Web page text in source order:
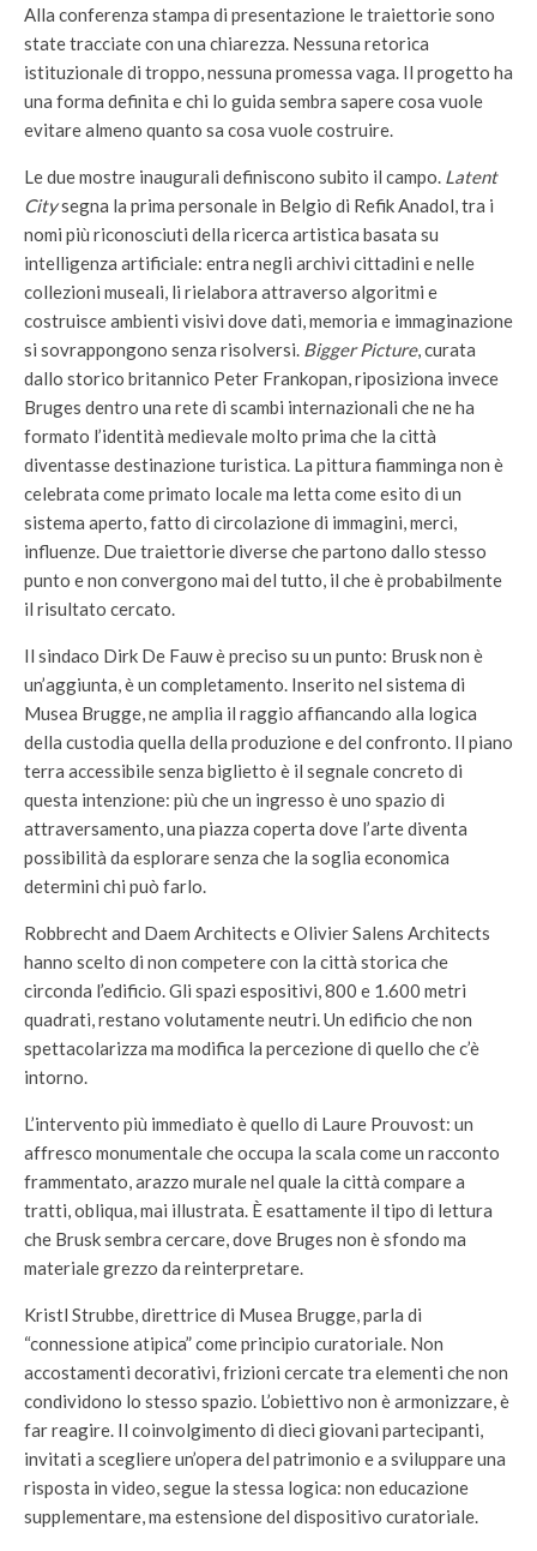
Alla conferenza stampa di presentazione le traiettorie sono
state tracciate con una chiarezza. Nessuna retorica
istituzionale di troppo, nessuna promessa vaga. Il progetto ha
una forma definita e chi lo guida sembra sapere cosa vuole
evitare almeno quanto sa cosa vuole costruire.
Le due mostre inaugurali definiscono subito il campo. Latent
Citysegna la prima personale in Belgio di Refik Anadol, tra i
nomi più riconosciuti della ricerca artistica basata su
intelligenza artificiale: entra negli archivi cittadini e nelle
collezioni museali, li rielabora attraverso algoritmi e
costruisce ambienti visivi dove dati, memoria e immaginazione
si sovrappongono senza risolversi. Bigger Picture, curata
dallo storico britannico Peter Frankopan, riposiziona invece
Bruges dentro una rete di scambi internazionali che ne ha
formato l’identità medievale molto prima che la città
diventasse destinazione turistica. La pittura fiamminga non è
celebrata come primato locale ma letta come esito di un
sistema aperto, fatto di circolazione di immagini, merci,
influenze. Due traiettorie diverse che partono dallo stesso
punto e non convergono mai del tutto, il che è probabilmente
il risultato cercato.
Il sindaco Dirk De Fauw è preciso su un punto: Brusk non è
un’aggiunta, è un completamento. Inserito nel sistema di
Musea Brugge, ne amplia il raggio affiancando alla logica
della custodia quella della produzione e del confronto. Il piano
terra accessibile senza biglietto è il segnale concreto di
questa intenzione: più che un ingresso è uno spazio di
attraversamento, una piazza coperta dove l’arte diventa
possibilità da esplorare senza che la soglia economica
determini chi può farlo.
Robbrecht and Daem Architects e Olivier Salens Architects
hanno scelto di non competere con la città storica che
circonda l’edificio. Gli spazi espositivi, 800 e 1.600 metri
quadrati, restano volutamente neutri. Un edificio che non
spettacolarizza ma modifica la percezione di quello che c’è
intorno.
L’intervento più immediato è quello di Laure Prouvost: un
affresco monumentale che occupa la scala come un racconto
frammentato, arazzo murale nel quale la città compare a
tratti, obliqua, mai illustrata. È esattamente il tipo di lettura
che Brusk sembra cercare, dove Bruges non è sfondo ma
materiale grezzo da reinterpretare.
Kristl Strubbe, direttrice di Musea Brugge, parla di
“connessione atipica” come principio curatoriale. Non
accostamenti decorativi, frizioni cercate tra elementi che non
condividono lo stesso spazio. L’obiettivo non è armonizzare, è
far reagire. Il coinvolgimento di dieci giovani partecipanti,
invitati a scegliere un’opera del patrimonio e a sviluppare una
risposta in video, segue la stessa logica: non educazione
supplementare, ma estensione del dispositivo curatoriale.